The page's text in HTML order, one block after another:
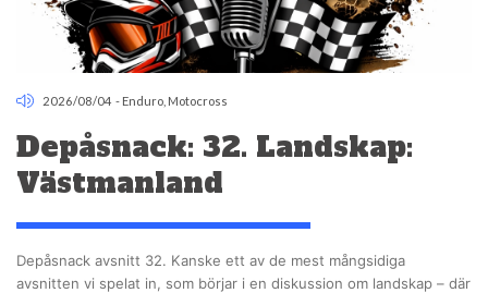
2026/08/04 - Enduro Motocross
Depåsnack: 32. Landskap:
Västmanland
Depåsnack avsnitt 32. Kanske ett av de mest mångsidiga
avsnitten vi spelat in, som börjar i en diskussion om landskap – där